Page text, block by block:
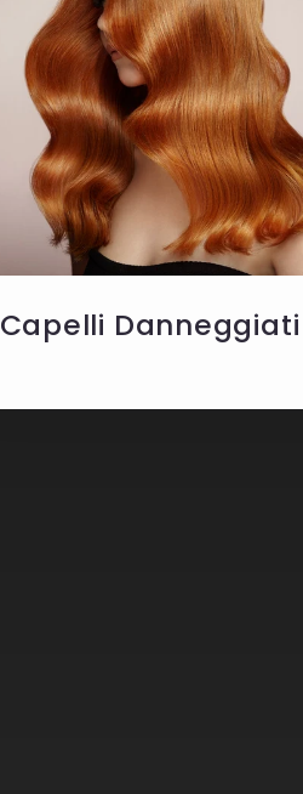
Capelli Danneggiati